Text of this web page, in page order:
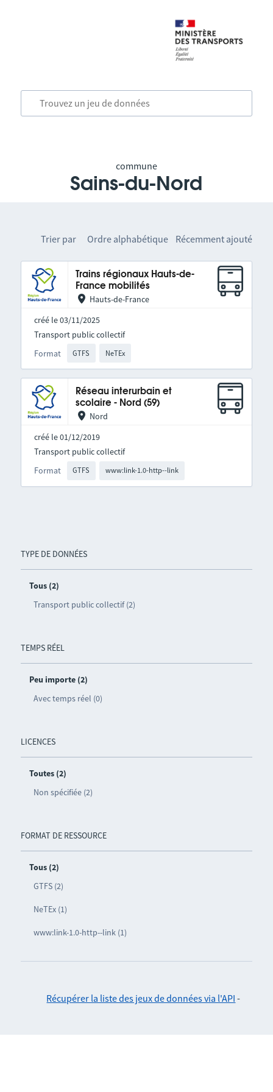
commune
Sains-du-Nord
TYPE DE DONNÉES
Tous (2)
Transport public collectif (2)
TEMPS RÉEL
Peu importe (2)
Avec temps réel (0)
LICENCES
Toutes (2)
Non spécifiée (2)
FORMAT DE RESSOURCE
Tous (2)
GTFS (2)
NeTEx (1)
www:link-1.0-http--link (1)
Trier par Ordre alphabétique Récemment ajouté
Trains régionaux Hauts-de-
France mobilités
Hauts-de-France
créé le 03/11/2025
Format GTFS NeTEx
Transport public collectif
Réseau interurbain et
scolaire - Nord (59)
Nord
créé le 01/12/2019
Format GTFS www:link-1.0-http--link
Transport public collectif
Récupérer la liste des jeux de données via l'API -